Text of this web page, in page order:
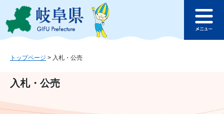
ジ
ュ
文
このページの本文へ
ュ
トップページ > 入札・公売
入札・公売